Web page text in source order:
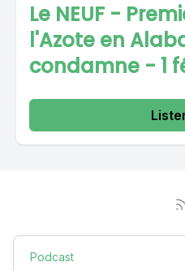
Le NEUF -
l'Azote en
condamne - 1
Podcast